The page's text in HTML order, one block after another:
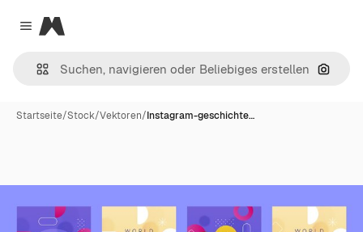
Close menu
Magnific
Nach
Startseite/Stock/Vektoren/Instagram-geschichte…